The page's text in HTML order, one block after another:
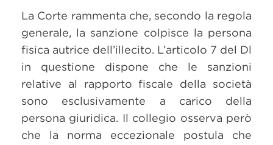
La Corte rammenta che, secondo la regola
generale, la sanzione colpisce la persona
fisica autrice dell’illecito. L’articolo 7 del Dl
in questione dispone che le sanzioni
relative al rapporto fiscale della società
sono esclusivamente a carico della
persona giuridica. Il collegio osserva però
che la norma eccezionale postula che